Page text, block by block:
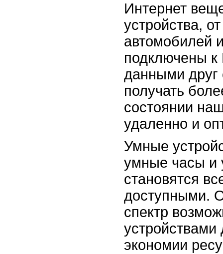
Интернет
устройства,
автомобилей
подключены к
данными друг
получать
состоянии
удаленно и
Умные
умные часы и
становятся
доступными.
спектр
экономии